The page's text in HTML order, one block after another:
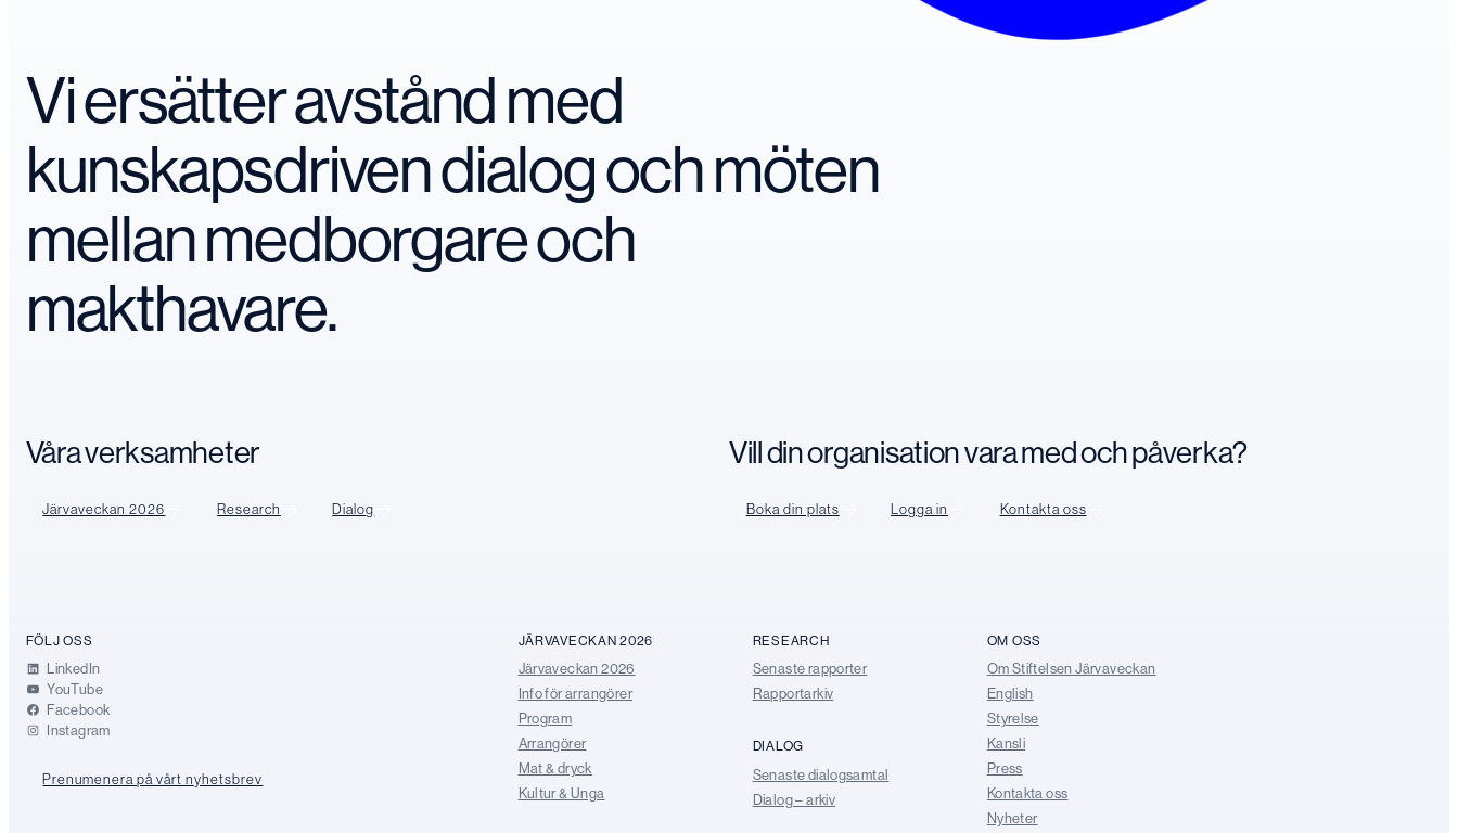
Vi ersätter avstånd med
kunskapsdriven dialog och möten
mellan medborgare och
makthavare.
Våra verksamheter
Järvaveckan 2026 Research Dialog
Vill din organisation vara med och påverka?
Boka din plats Logga in Kontakta oss
FÖLJ OSS
LinkedIn
YouTube
Facebook
Instagram
Prenumenera på vårt nyhetsbrev
JÄRVAVECKAN 2026
Järvaveckan 2026
Info för arrangörer
Program
Arrangörer
Mat & dryck
Kultur & Unga
RESEARCH
Senaste rapporter
Rapportarkiv
DIALOG
Senaste dialogsamtal
Dialog – arkiv
OM OSS
Om Stiftelsen Järvaveckan
English
Styrelse
Kansli
Press
Kontakta oss
Nyheter